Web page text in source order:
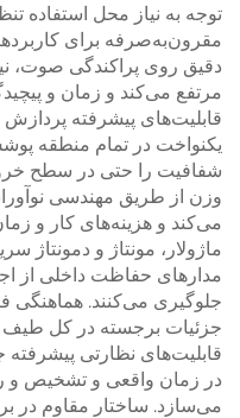
توجه به نیاز محل استفاده
مقرون‌به‌صرفه برای
دقیق روی پراکندگی صوت،
مرتفع می‌کند و زمان و
قابلیت‌های پیشرفته
یکنواخت در تمام منطقه
شفافیت را حتی در سطح
وزن از طریق مهندسی
می‌کند و هزینه‌های کار و
ماژولار، مونتاژ و دمونتاژ
مدارهای حفاظت داخلی از
جلوگیری می‌کنند. هماهنگی
جزئیات برجسته در کل طیف
قابلیت‌های نظارتی
در زمان واقعی و تشخیص و
می‌سازد. ساختار مقاوم در